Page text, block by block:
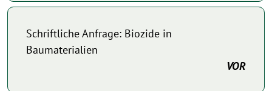
Schriftliche Anfrage: Biozide in
Baumaterialien
VOR